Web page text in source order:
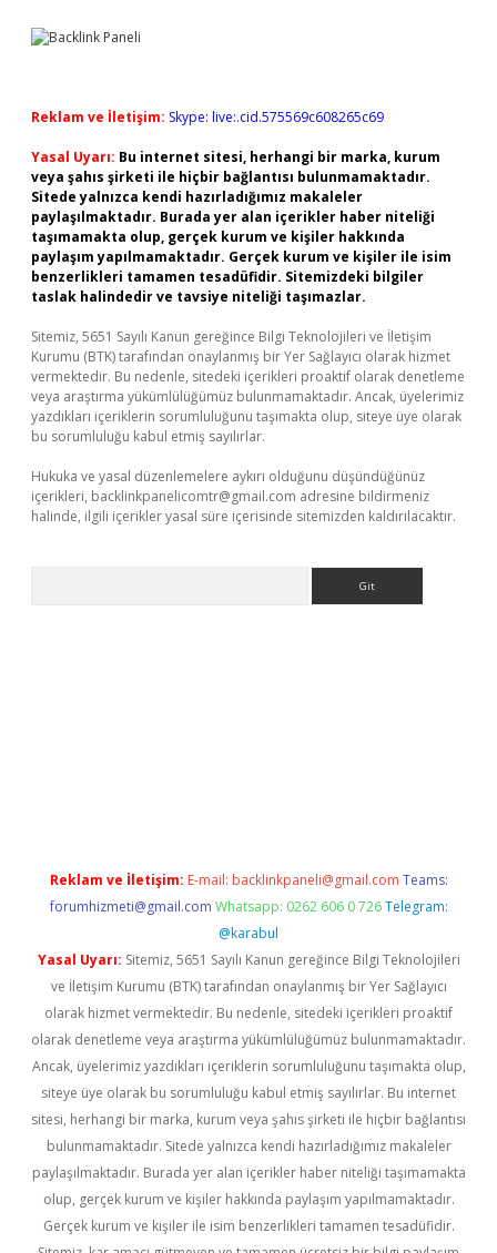
Reklam ve İletişim: Skype: live:.cid.575569c608265c69
Yasal Uyarı: Bu internet sitesi, herhangi bir marka, kurum
veya şahıs şirketi ile hiçbir bağlantısı bulunmamaktadır.
Sitede yalnızca kendi hazırladığımız makaleler
paylaşılmaktadır. Burada yer alan içerikler haber niteliği
taşımamakta olup, gerçek kurum ve kişiler hakkında
paylaşım yapılmamaktadır. Gerçek kurum ve kişiler ile isim
benzerlikleri tamamen tesadüfidir. Sitemizdeki bilgiler
taslak halindedir ve tavsiye niteliği taşımazlar.
Sitemiz, 5651 Sayılı Kanun gereğince Bilgi Teknolojileri ve İletişim
Kurumu (BTK) tarafından onaylanmış bir Yer Sağlayıcı olarak hizmet
vermektedir. Bu nedenle, sitedeki içerikleri proaktif olarak denetleme
veya araştırma yükümlülüğümüz bulunmamaktadır. Ancak, üyelerimiz
yazdıkları içeriklerin sorumluluğunu taşımakta olup, siteye üye olarak
bu sorumluluğu kabul etmiş sayılırlar.
Hukuka ve yasal düzenlemelere aykırı olduğunu düşündüğünüz
içerikleri, backlinkpanelicomtr@gmail.com adresine bildirmeniz
halinde, ilgili içerikler yasal süre içerisinde sitemizden kaldırılacaktır.
Reklam ve İletişim: E-mail: backlinkpaneli@gmail.com Teams:
forumhizmeti@gmail.com Whatsapp: 0262 606 0 726 Telegram:
@karabul
Yasal Uyarı: Sitemiz, 5651 Sayılı Kanun gereğince Bilgi Teknolojileri
ve İletişim Kurumu (BTK) tarafından onaylanmış bir Yer Sağlayıcı
olarak hizmet vermektedir. Bu nedenle, sitedeki içerikleri proaktif
olarak denetleme veya araştırma yükümlülüğümüz bulunmamaktadır.
Ancak, üyelerimiz yazdıkları içeriklerin sorumluluğunu taşımakta olup,
siteye üye olarak bu sorumluluğu kabul etmiş sayılırlar. Bu internet
sitesi, herhangi bir marka, kurum veya şahıs şirketi ile hiçbir bağlantısı
bulunmamaktadır. Sitede yalnızca kendi hazırladığımız makaleler
paylaşılmaktadır. Burada yer alan içerikler haber niteliği taşımamakta
olup, gerçek kurum ve kişiler hakkında paylaşım yapılmamaktadır.
Gerçek kurum ve kişiler ile isim benzerlikleri tamamen tesadüfidir.